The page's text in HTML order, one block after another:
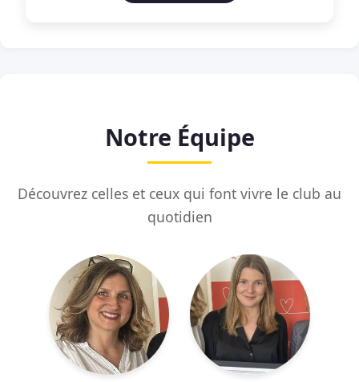
Notre Équipe
Découvrez celles et ceux qui font vivre le club au
quotidien